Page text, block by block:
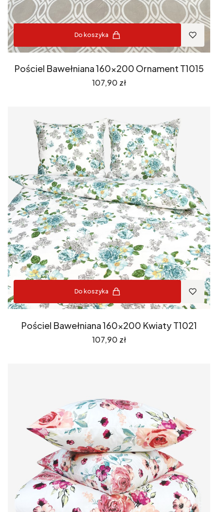
Do koszyka
Pościel Bawełniana 160x200 Ornament T1015
Cena
107,90 zł
Do koszyka
Pościel Bawełniana 160x200 Kwiaty T1021
Cena
107,90 zł